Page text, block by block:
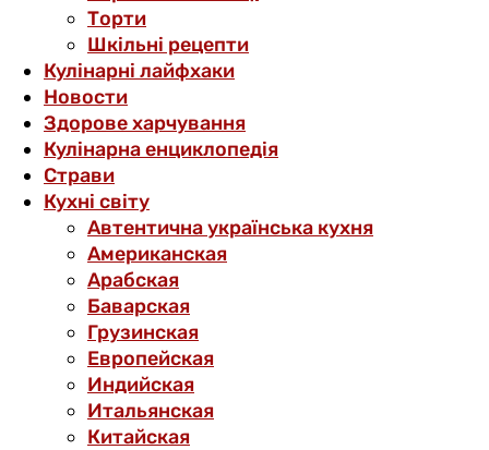
Торти
Шкільні рецепти
Кулінарні лайфхаки
Новости
Здорове харчування
Кулінарна енциклопедія
Страви
Кухні світу
Автентична українська кухня
Американская
Арабская
Баварская
Грузинская
Европейская
Индийская
Итальянская
Китайская